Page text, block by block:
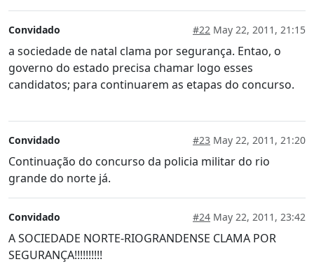
Convidado #22 May 22, 2011, 21:15
a sociedade de natal clama por segurança. Entao, o
governo do estado precisa chamar logo esses
candidatos; para continuarem as etapas do concurso.
Convidado #23 May 22, 2011, 21:20
Continuação do concurso da policia militar do rio
grande do norte já.
Convidado #24 May 22, 2011, 23:42
A SOCIEDADE NORTE-RIOGRANDENSE CLAMA POR
SEGURANÇA!!!!!!!!!!